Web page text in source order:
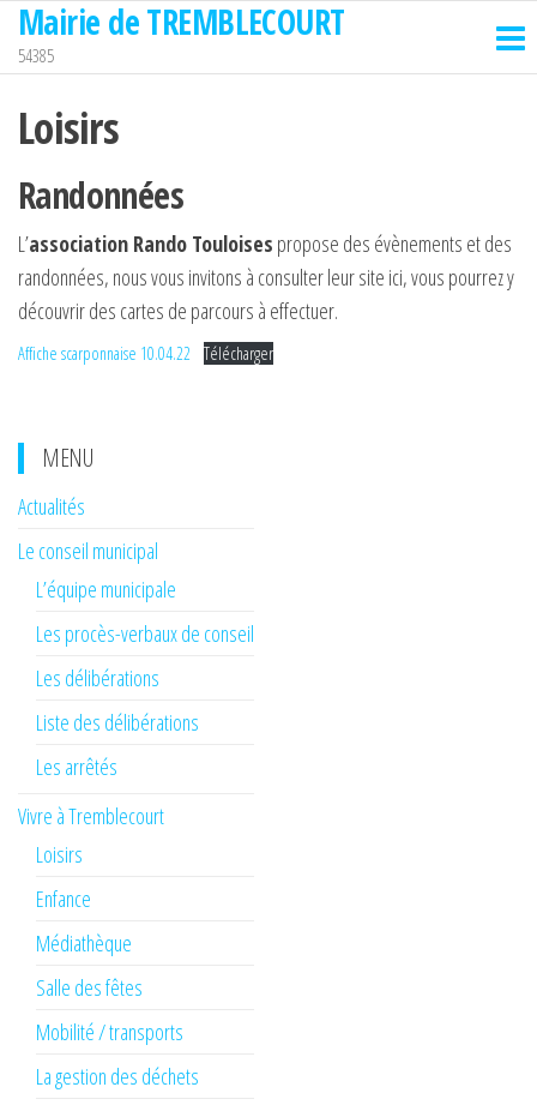
Passer
contenu
Mairie de TREMBLECOURT
54385
Loisirs
Randonnées
L’association Rando Touloises propose des évènements et des
randonnées, nous vous invitons à consulter leur site ici, vous pourrez y
découvrir des cartes de parcours à effectuer.
Affiche scarponnaise 10.04.22 Télécharger
MENU
Actualités
Le conseil municipal
L’équipe municipale
Les procès-verbaux de conseil
Les délibérations
Liste des délibérations
Les arrêtés
Vivre à Tremblecourt
Loisirs
Enfance
Médiathèque
Salle des fêtes
Mobilité / transports
La gestion des déchets